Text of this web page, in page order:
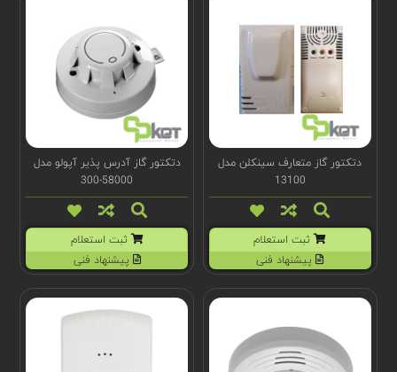
دتکتور گاز متعارف سینکلن مدل
13100
ثبت استعلام
پیشنهاد فنی
دتکتور گاز آدرس پذیر آپولو مدل
58000-300
ثبت استعلام
پیشنهاد فنی